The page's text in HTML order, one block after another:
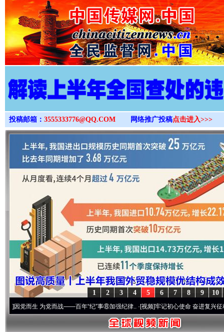
>
投稿邮箱： 3555333776@QQ.COM 网络推广投稿点击进入>>>
10
9
8
7
6
5
4
3
2
1
党而战——百年“纪”事⑧加强纪律..·[视频]牢记初心使命 奋进复兴征程丨“转折之城”